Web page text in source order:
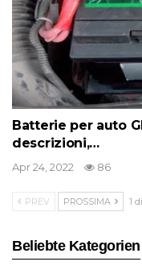
Batterie per auto
descrizioni,…
Apr 24, 2022 86
PREV PROSSIMA 1
Beliebte Kategorien